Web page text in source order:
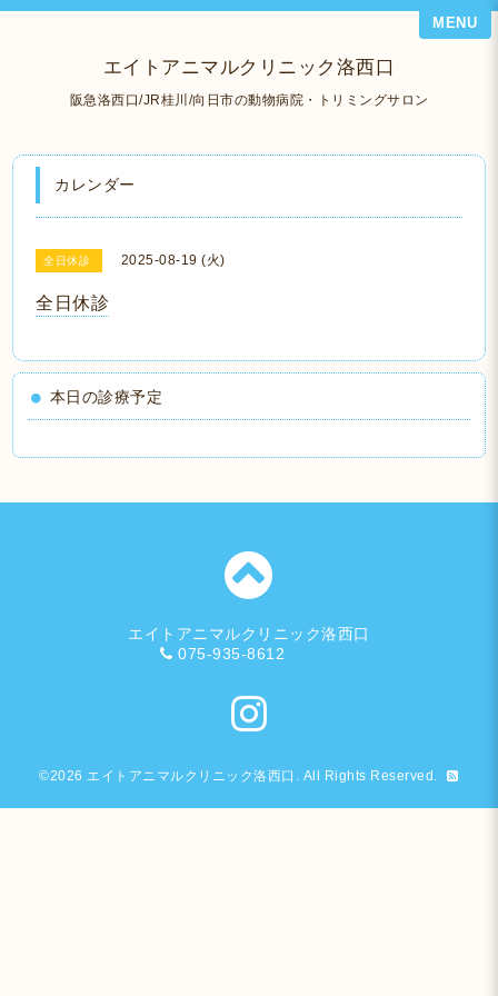
エイトアニマルクリニック洛西口
阪急洛西口/JR桂川/向日市の動物病院・トリミングサロン
MENU
カレンダー
全日休診 2025-08-19 (火)
全日休診
本日の診療予定
エイトアニマルクリニック洛西口
075-935-8612
©2026 エイトアニマルクリニック洛西口 . All Rights Reserved.